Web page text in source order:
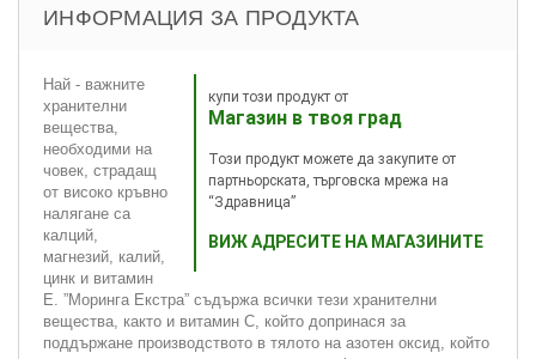
ИНФОРМАЦИЯ ЗА ПРОДУКТА
купи този продукт от
Магазин в твоя град
Този продукт можете да закупите от
партньорската, търговска мрежа на
“Здравница”
ВИЖ АДРЕСИТЕ НА МАГАЗИНИТЕ
Най - важните
хранителни
вещества,
необходими на
човек, страдащ
от високо кръвно
налягане са
калций,
магнезий, калий,
цинк и витамин
Е. ”Моринга Екстра” съдържа всички тези хранителни
вещества, както и витамин С, който допринася за
поддържане производството в тялото на азотен оксид, който